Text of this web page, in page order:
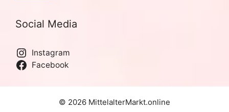
Social Media
Instagram
Facebook
© 2026 MittelalterMarkt.online